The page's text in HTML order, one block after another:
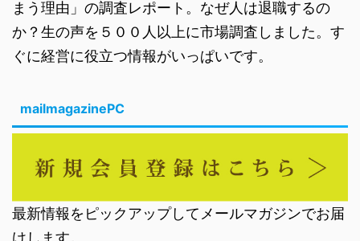
まう理由」の調査レポート。なぜ人は退職するの
か？生の声を５００人以上に市場調査しました。す
ぐに経営に役立つ情報がいっぱいです。
mailmagazinePC
最新情報をピックアップしてメールマガジンでお届